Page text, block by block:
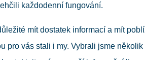
každodenní fungování.
mít dostatek informací a mít
pro vás stali i my. Vybrali jsme